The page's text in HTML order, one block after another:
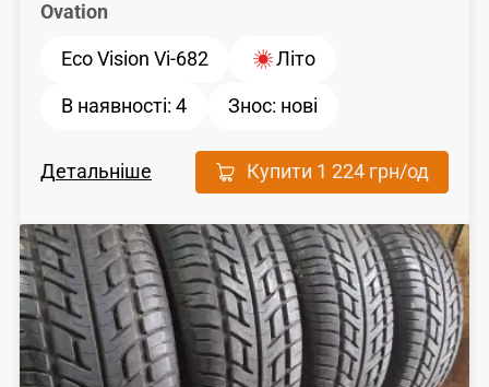
Ovation
Eco Vision Vi-682 Літо
В наявності: 4 Знос: нові
Детальніше Купити 1 224 грн/од